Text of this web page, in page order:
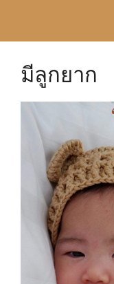
content
มีลูกยาก